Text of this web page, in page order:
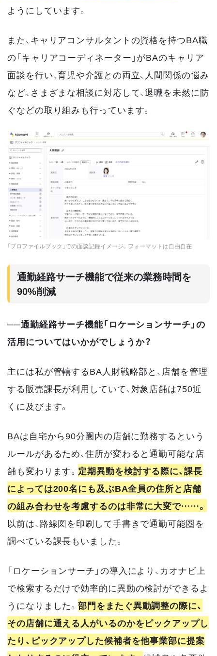
ようにしています。
また、キャリアコンサルタントの資格を持つBA職
の「キャリアコーディネーター」がBAのキャリア
面談を行い、育児や介護との両立、人間関係の悩み
など、さまざまな相談に対応して、退職を未然に防
ぐなどの取り組みも行っています。
「プロファイルブック」での面談記録イメージ。フォーマットは自由自在
通勤経路サーチ機能で従来の業務時間を
90%削減
──通勤経路サーチ機能「ロケーションサーチ」の
活用についてはいかがでしょうか？
主には私が管轄するBA人財戦略部と、店舗を管理
する販売課長が利用していて、対象店舗は750近
くに及びます。
BAは自宅から90分圏内の店舗に勤務するという
ルールがあるため、住所が変わると通勤可能な店
舗も変わります。 定期異動を検討する際に、課長
によっては200名にも及ぶBA全員の住所と店舗
の組み合わせを考慮するのは非常に大変で……。
以前は、路線図を印刷して手書きで通勤可能圏を
調べている課長もいました。
「ロケーションサーチ」の導入により、カオナビ上
で検索するだけで効率的に異動の検討ができるよ
うになりました。部門をまたぐ異動調整の際に、
その店舗に通える人がいるのかをピックアップし
たり、ピックアップした候補者を他事業部に提案